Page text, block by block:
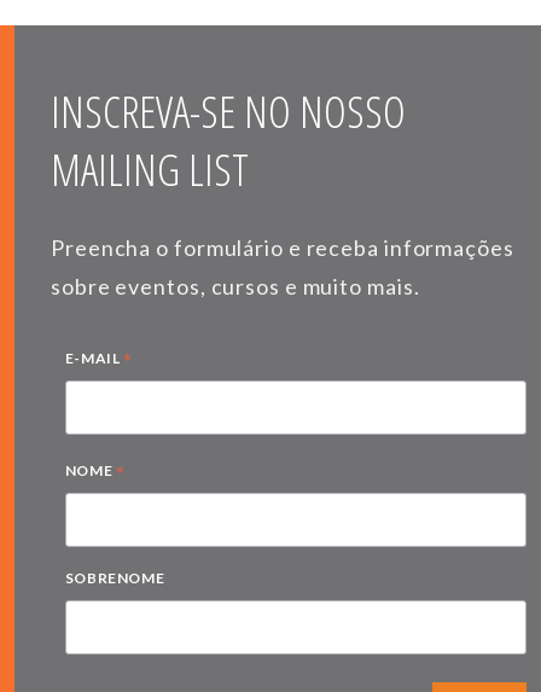
INSCREVA-SE NO NOSSO
MAILING LIST
Preencha o formulário e receba informações
sobre eventos, cursos e muito mais.
E-MAIL *
NOME *
SOBRENOME